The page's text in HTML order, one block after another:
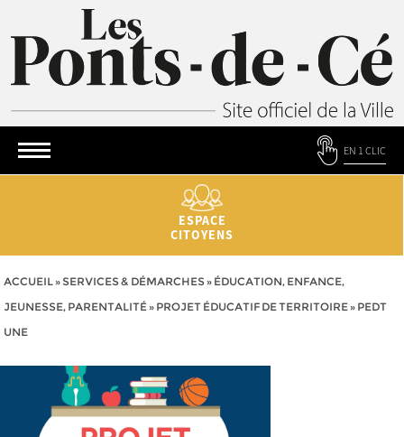
EN 1 CLIC
ESPACE
CITOYENS
ACCUEIL» SERVICES & DÉMARCHES» ÉDUCATION, ENFANCE,
JEUNESSE, PARENTALITÉ» PROJET ÉDUCATIF DE TERRITOIRE» PEDT
UNE